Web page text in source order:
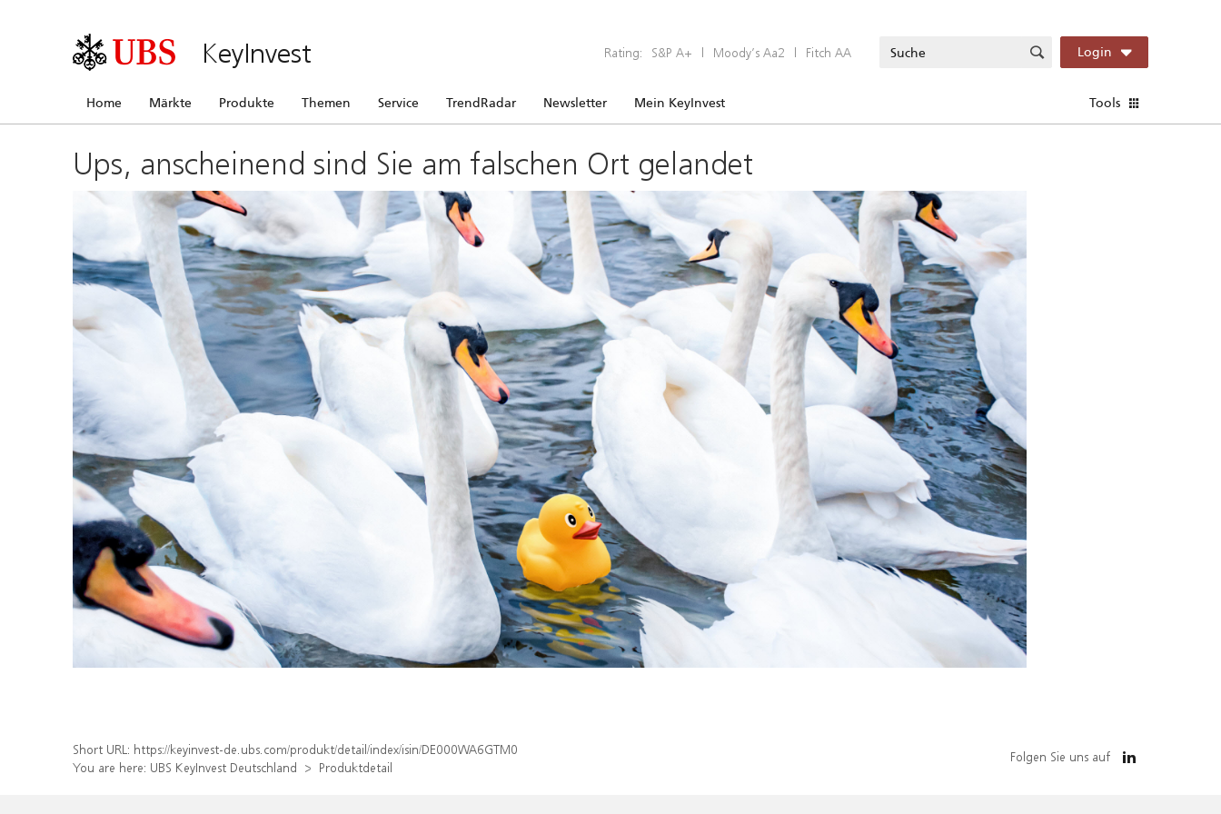
KeyInvest Rating: S&P A+ | Moody’s Aa2 | Fitch AA Login
Home Märkte Produkte Themen Service TrendRadar Newsletter Mein KeyInvest Tools
Ups, anscheinend sind Sie am falschen Ort gelandet
Short URL: https://keyinvest-de.ubs.com/produkt/detail/index/isin/DE000WA6GTM0
You are here: UBS KeyInvest Deutschland Produktdetail
Folgen Sie uns auf